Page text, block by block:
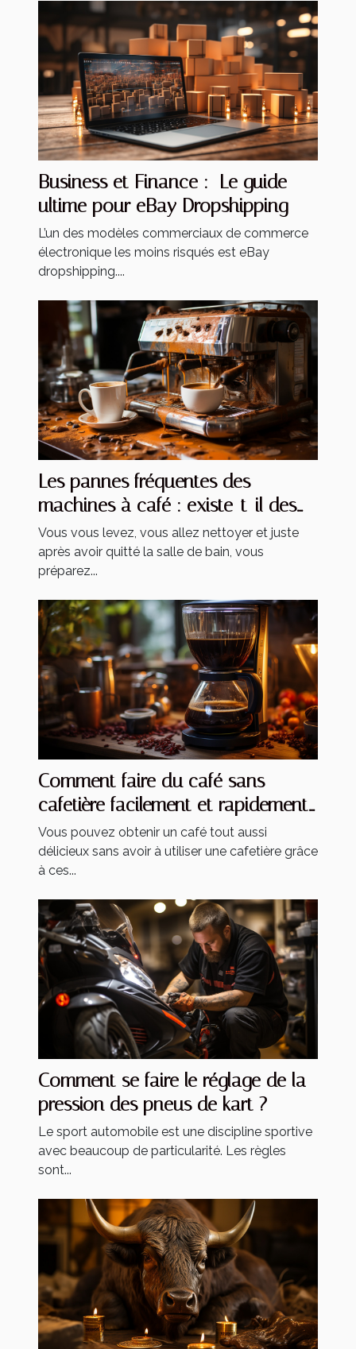
Business et Finance : Le guide
ultime pour eBay Dropshipping
L’un des modèles commerciaux de commerce
électronique les moins risqués est eBay
dropshipping....
Les pannes fréquentes des
machines à café : existe-t-il des
solutions ?
Vous vous levez, vous allez nettoyer et juste
après avoir quitté la salle de bain, vous
préparez...
Comment faire du café sans
cafetière facilement et rapidement
?
Vous pouvez obtenir un café tout aussi
délicieux sans avoir à utiliser une cafetière grâce
à ces...
Comment se faire le réglage de la
pression des pneus de kart ?
Le sport automobile est une discipline sportive
avec beaucoup de particularité. Les règles
sont...